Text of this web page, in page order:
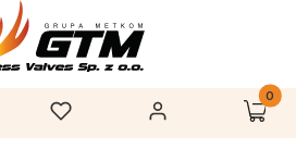
wyszukiwarkę
Ulubione Zaloguj się